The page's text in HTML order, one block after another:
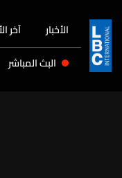
الأخبار آخر
البث المباشر